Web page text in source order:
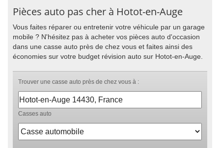
Pièces auto pas cher à Hotot-en-Auge
Vous faites réparer ou entretenir votre véhicule par un garage
mobile ? N'hésitez pas à acheter vos pièces auto d'occasion
dans une casse auto près de chez vous et faites ainsi des
économies sur votre budget révision auto sur Hotot-en-Auge.